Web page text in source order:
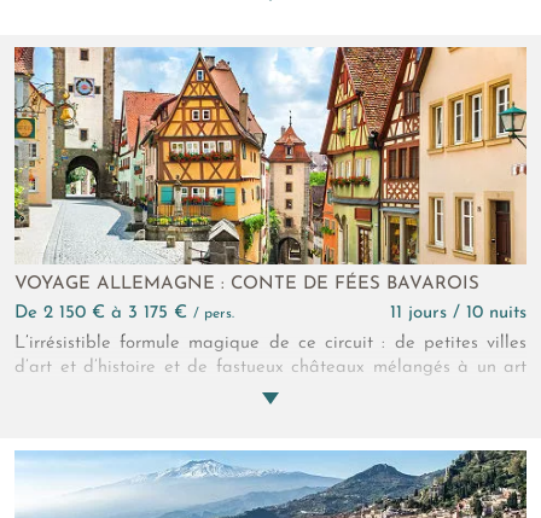
VOYAGE ALLEMAGNE : CONTE DE FÉES BAVAROIS
de 2 150 € à 3 175 € / pers.
11 jours / 10 nuits
L’irrésistible formule magique de ce circuit : de petites villes
d’art et d’histoire et de fastueux châteaux mélangés à un art
de vivre incroyablement convivial et à un merveilleux